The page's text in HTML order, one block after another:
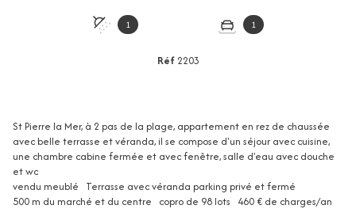
1 1
Réf 2203
St Pierre la Mer, à 2 pas de la plage, appartement en rez de chaussée
avec belle terrasse et véranda, il se compose d'un séjour avec cuisine,
une chambre cabine fermée et avec fenêtre, salle d'eau avec douche
et wc
vendu meublé Terrasse avec véranda parking privé et fermé
500 m du marché et du centre copro de 98 lots 460 € de charges/an